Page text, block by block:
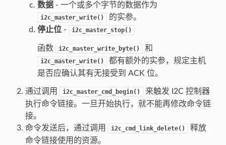
数据- 一个或多个字节的数据作为
i2c_master_write()
的实参。
停止位- i2c_master_stop()
函数 i2c_master_write_byte() 和
i2c_master_write()
都有额外的实参，规定主机
是否应确认其有无接受到 ACK 位。
通过调用 i2c_master_cmd_begin()
来触发 I2C 控制器
执行命令链接。一旦开始执行，就不能再修改命令链
接。
命令发送后，通过调用
i2c_cmd_link_delete()
释放
命令链接使用的资源。